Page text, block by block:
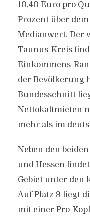
10,40 Euro pro
Prozent über
Medianwert. Der
Taunus-Kreis
Einkommens-
der Bevölkerung
Bundesschnitt
Nettokaltmieten
mehr als im
Neben den
und Hessen
Gebiet unter den
Auf Platz 9 liegt
mit einer Pro-